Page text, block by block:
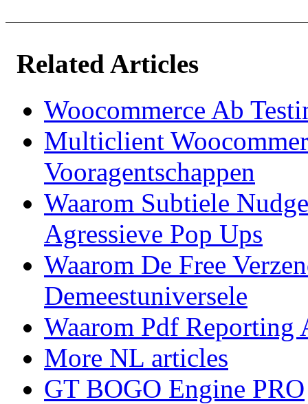
Related Articles
Woocommerce Ab
Multiclient
Vooragentschappen
Waarom Subtiele
Agressieve Pop Ups
Waarom De Free
Demeestuniversele
Waarom Pdf Reporting
More NL articles
GT BOGO Engine PRO